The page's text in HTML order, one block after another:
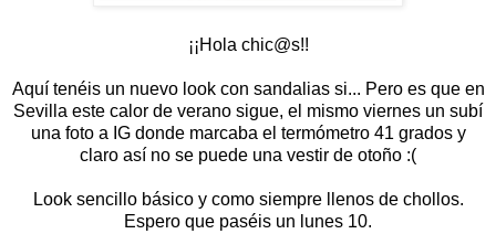
¡¡Hola chic@s!!
Aquí tenéis un nuevo look con sandalias si... Pero es que en
Sevilla este calor de verano sigue, el mismo viernes un subí
una foto a IG donde marcaba el termómetro 41 grados y
claro así no se puede una vestir de otoño :(
Look sencillo básico y como siempre llenos de chollos.
Espero que paséis un lunes 10.